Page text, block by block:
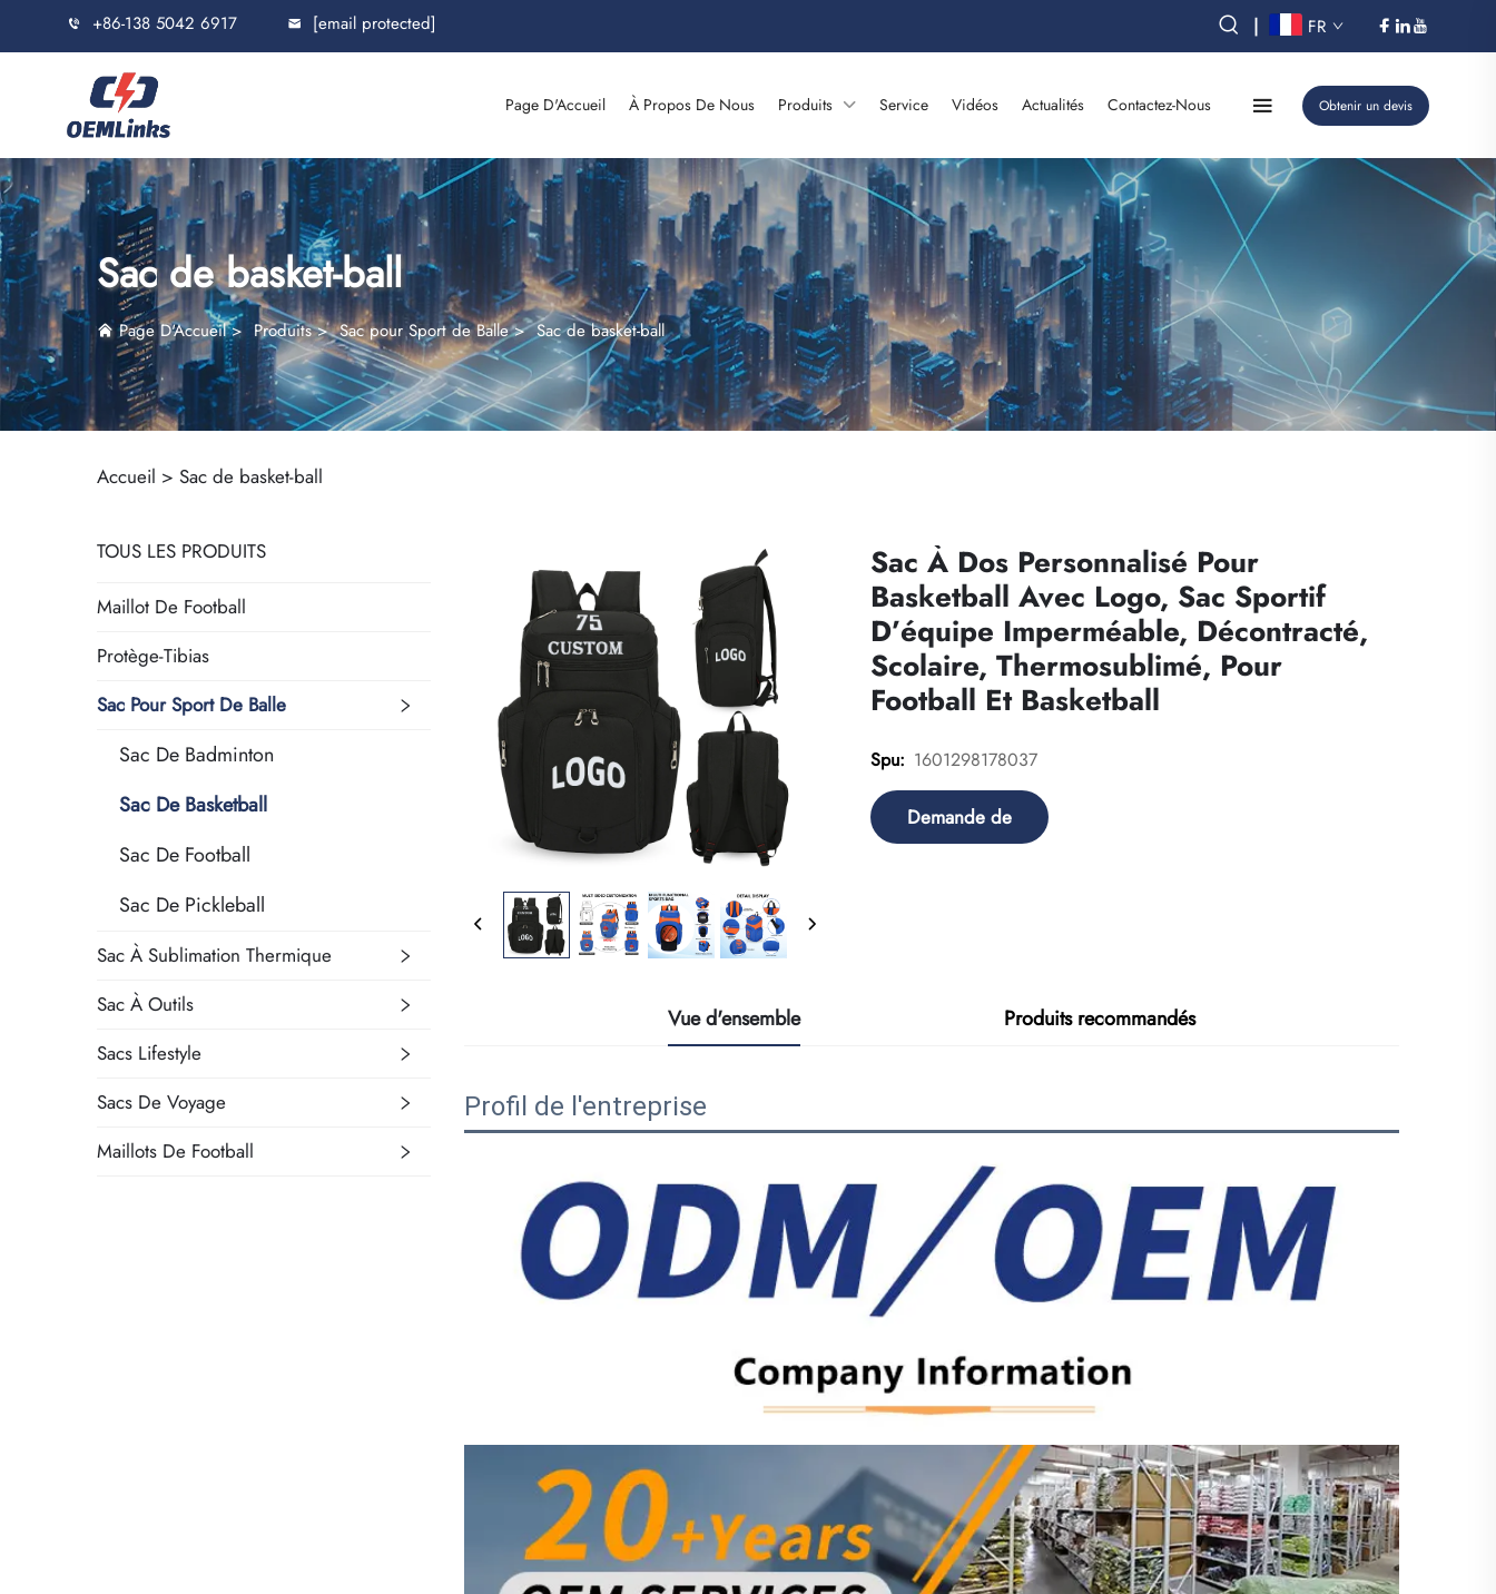
+86-138 5042 6917 [email protected] | FR
Page D'Accueil À Propos De Nous Produits Service Vidéos Actualités Contactez-Nous Obtenir un devis
Sac de basket-ball
Page D'Accueil> Produits>Sac pour Sport de Balle>Sac de basket-ball
Accueil > Sac de basket-ball
TOUS LES PRODUITS
Maillot De Football
Protège-Tibias
Sac Pour Sport De Balle
Sac De Badminton
Sac De Basketball
Sac De Football
Sac De Pickleball
Sac À Sublimation Thermique
Sac À Outils
Sacs Lifestyle
Sacs De Voyage
Maillots De Football
Sac À Dos Personnalisé Pour
Basketball Avec Logo, Sac Sportif
D’équipe Imperméable, Décontracté,
Scolaire, Thermosublimé, Pour
Football Et Basketball
Spu: 1601298178037
Demande de
Vue d'ensemble Produits recommandés
Profil de l'entreprise